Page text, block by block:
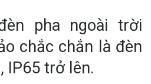
pha ngoài trời
chắc chắn là đèn
IP65 trở lên.